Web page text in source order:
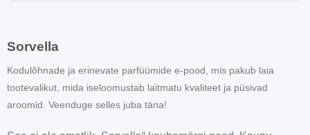
Sorvella
Kodulõhnade ja erinevate parfüümide e-pood, mis pakub laia
tootevalikut, mida iseloomustab laitmatu kvaliteet ja püsivad
aroomid. Veenduge selles juba täna!